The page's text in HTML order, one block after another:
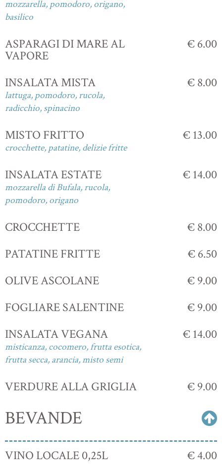
mozzarella, pomodoro, origano,
basilico
ASPARAGI DI MARE AL
VAPORE
€ 6.00
INSALATA MISTA
lattuga, pomodoro, rucola,
radicchio, spinacino
€ 8.00
MISTO FRITTO
crocchette, patatine, delizie fritte
€ 13.00
INSALATA ESTATE
mozzarella di Bufala, rucola,
pomodoro, origano
€ 14.00
CROCCHETTE
€ 8.00
PATATINE FRITTE
€ 6.50
OLIVE ASCOLANE
€ 9.00
FOGLIARE SALENTINE
€ 9.00
INSALATA VEGANA
misticanza, cocomero, frutta esotica,
frutta secca, arancia, misto semi
€ 14.00
VERDURE ALLA GRIGLIA € 9.00
BEVANDE
VINO LOCALE 0,25L
€ 4.00